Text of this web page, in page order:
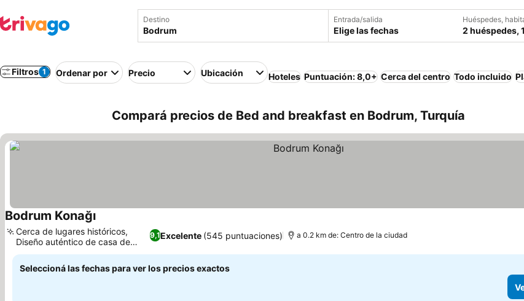
Destino Entrada/salida
Elige las fechas
Huéspedes,
2 huéspedes,
Filtros 1 Ordenar por Precio Ubicación Hoteles Puntuación: 8,0+ Cerca del centro Todo incluido
Compará precios de Bed and breakfast en Bodrum, Turquía
Bodrum KonağıVer precios
9,1Excelente (545 puntuaciones)
Cerca de lugares históricos,
Diseño auténtico de casa de
Bodrum
a 0.2 km de: Centro de la ciudad
Seleccioná las fechas para ver los precios exactos